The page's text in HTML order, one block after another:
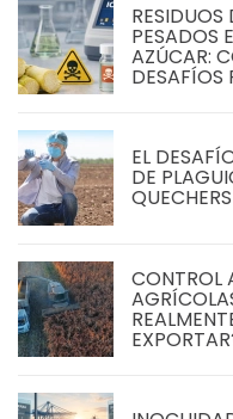
RESIDUOS
PESADOS
AZÚCAR:
DESAFÍOS
EL
DE
QUECHERS
CONTROL